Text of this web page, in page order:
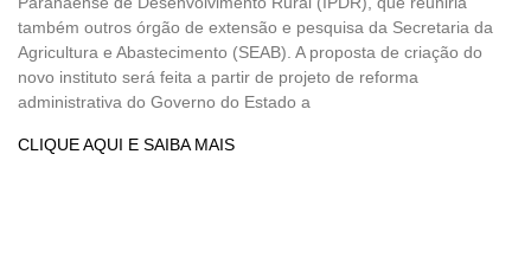
também outros órgão de extensão e pesquisa da Secretaria da
Agricultura e Abastecimento (SEAB). A proposta de criação do
novo instituto será feita a partir de projeto de reforma
administrativa do Governo do Estado a
CLIQUE AQUI E SAIBA MAIS